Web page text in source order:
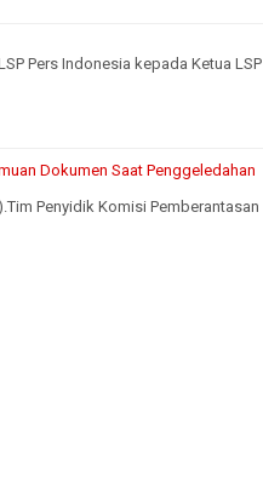
Pers Indonesia kepada Ketua LSP
Dokumen Saat Penggeledahan
Penyidik Komisi Pemberantasan